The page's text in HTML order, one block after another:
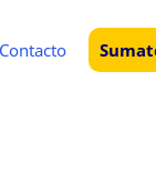
Contacto